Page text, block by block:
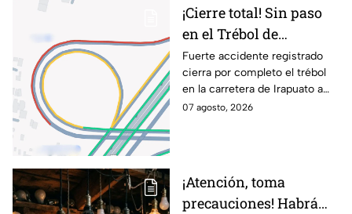
¡Cierre total! Sin paso
en el Trébol de
Irapuato; toma estas
vías alternas
Fuerte accidente registrado
cierra por completo el trébol
en la carretera de Irapuato a
Abasolo
07 agosto, 2026
¡Atención, toma
precauciones! Habrá